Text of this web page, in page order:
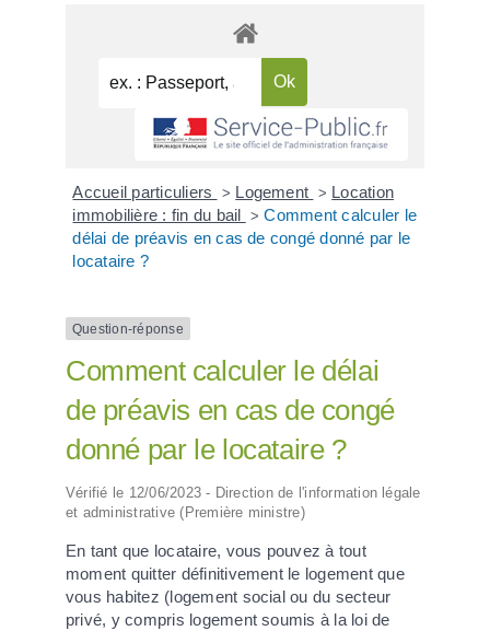
Accueil particuliers > Logement > Location
immobilière : fin du bail > Comment calculer le
délai de préavis en cas de congé donné par le
locataire ?
Question-réponse
Comment calculer le délai
de préavis en cas de congé
donné par le locataire ?
Vérifié le 12/06/2023 - Direction de l'information légale
et administrative (Première ministre)
En tant que locataire, vous pouvez à tout
moment quitter définitivement le logement que
vous habitez (logement social ou du secteur
privé, y compris logement soumis à la loi de